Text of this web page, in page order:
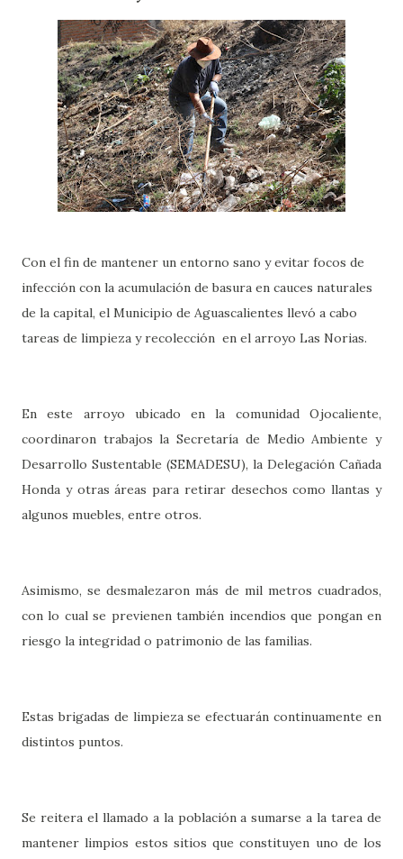
Con el fin de mantener un entorno sano y evitar focos de
infección con la acumulación de basura en cauces naturales
de la capital, el Municipio de Aguascalientes llevó a cabo
tareas de limpieza y recolección en el arroyo Las Norias.
En este arroyo ubicado en la comunidad Ojocaliente,
coordinaron trabajos la Secretaría de Medio Ambiente y
Desarrollo Sustentable (SEMADESU), la Delegación Cañada
Honda y otras áreas para retirar desechos como llantas y
algunos muebles, entre otros.
Asimismo, se desmalezaron más de mil metros cuadrados,
con lo cual se previenen también incendios que pongan en
riesgo la integridad o patrimonio de las familias.
Estas brigadas de limpieza se efectuarán continuamente en
distintos puntos.
Se reitera el llamado a la población a sumarse a la tarea de
mantener limpios estos sitios que constituyen uno de los